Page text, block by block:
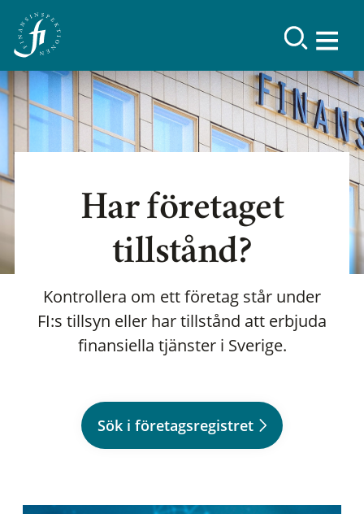
Har företaget
tillstånd?
Kontrollera om ett företag står under
FI:s tillsyn eller har tillstånd att erbjuda
finansiella tjänster i Sverige.
Sök i företagsregistret